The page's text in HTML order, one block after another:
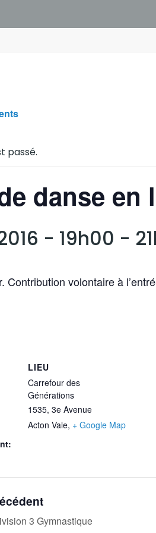
passé.
danse en
- 19h00 -
Contribution volontaire à
LIEU
Carrefour des
Générations
1535, 3e Avenue
Acton Vale, + Google Map
3 Gymnastique